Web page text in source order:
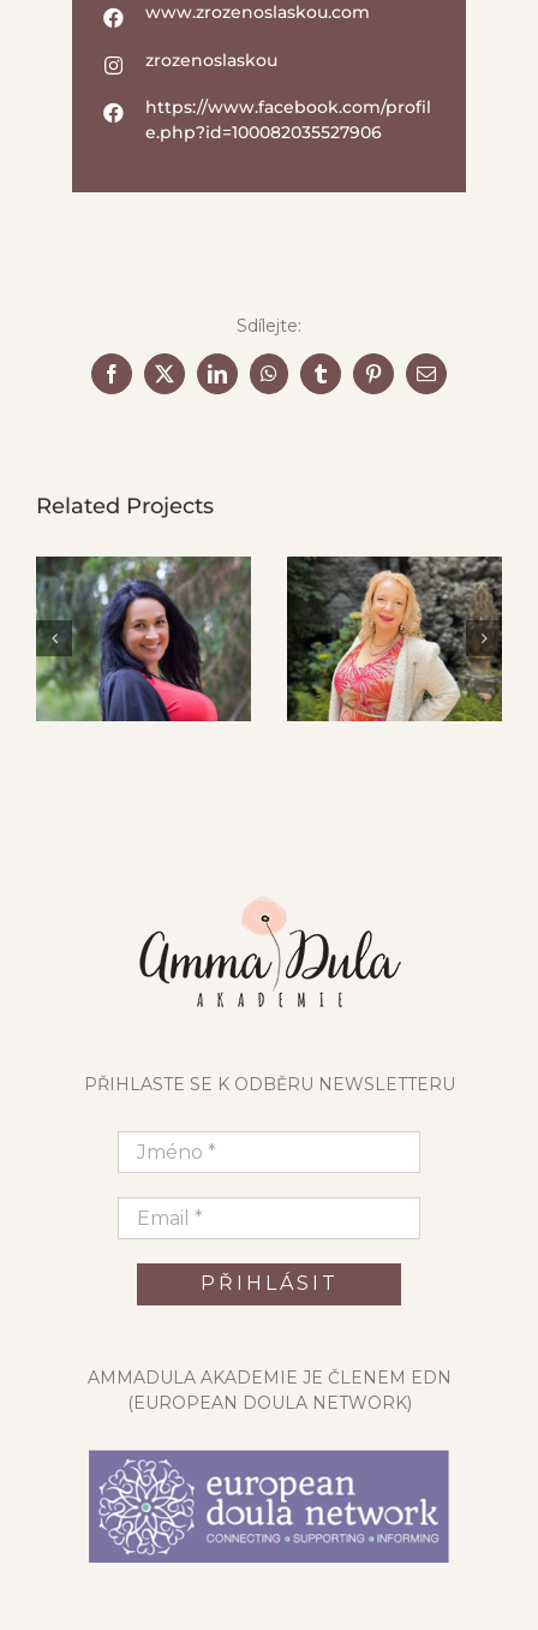
www.zrozenoslaskou.com
zrozenoslaskou
https://www.facebook.com/profil
e.php?id=100082035527906
Sdílejte:
Facebook
X LinkedInWhatsAppTumblrPinterestEmail
Related Projects
PŘIHLASTE SE K ODBĚRU NEWSLETTERU
AMMADULA AKADEMIE JE ČLENEM EDN
(EUROPEAN DOULA NETWORK)